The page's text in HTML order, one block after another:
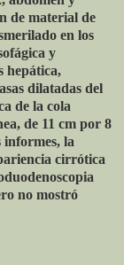
de material de
en los
y
hepática,
dilatadas del
de la cola
de 11 cm por 8
informes, la
cirrótica
no mostró